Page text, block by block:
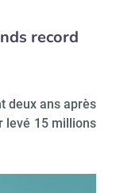
record
deux ans après
levé 15 millions